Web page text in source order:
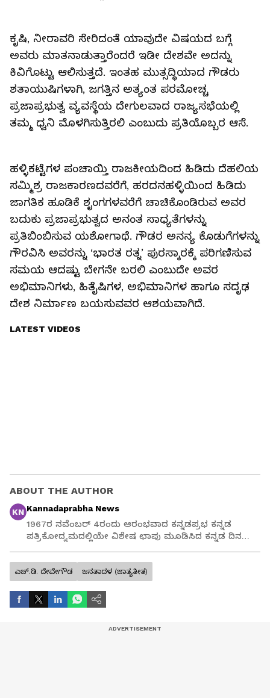
ಕೃಷಿ, ನೀರಾವರಿ ಸೇರಿದಂತೆ ಯಾವುದೇ ವಿಷಯದ ಬಗ್ಗೆ
ಅವರು ಮಾತನಾಡುತ್ತಾರೆಂದರೆ ಇಡೀ ದೇಶವೇ ಅದನ್ನು
ಕಿವಿಗೊಟ್ಟು ಆಲಿಸುತ್ತದೆ. ಇಂತಹ ಮುತ್ಸದ್ಧಿಯಾದ ಗೌಡರು
ಶತಾಯುಷಿಗಳಾಗಿ, ಜಗತ್ತಿನ ಅತ್ಯಂತ ಪರಮೋಚ್ಚ
ಪ್ರಜಾಪ್ರಭುತ್ವ ವ್ಯವಸ್ಥೆಯ ದೇಗುಲವಾದ ರಾಜ್ಯಸಭೆಯಲ್ಲಿ
ತಮ್ಮ ಧ್ವನಿ ಮೊಳಗಿಸುತ್ತಿರಲಿ ಎಂಬುದು ಪ್ರತಿಯೊಬ್ಬರ ಆಸೆ.
ಹಳ್ಳಿಕಟ್ಟೆಗಳ ಪಂಚಾಯ್ತಿ ರಾಜಕೀಯದಿಂದ ಹಿಡಿದು ದೆಹಲಿಯ
ಸಮ್ಮಿಶ್ರ ರಾಜಕಾರಣದವರೆಗೆ, ಹರದನಹಳ್ಳಿಯಿಂದ ಹಿಡಿದು
ಜಾಗತಿಕ ಹೂಡಿಕೆ ಶೃಂಗಗಳವರೆಗೆ ಚಾಚಿಕೊಂಡಿರುವ ಅವರ
ಬದುಕು ಪ್ರಜಾಪ್ರಭುತ್ವದ ಅನಂತ ಸಾಧ್ಯತೆಗಳನ್ನು
ಪ್ರತಿಬಿಂಬಿಸುವ ಯಶೋಗಾಥೆ. ಗೌಡರ ಅನನ್ಯ ಕೊಡುಗೆಗಳನ್ನು
ಗೌರವಿಸಿ ಅವರನ್ನು ‘ಭಾರತ ರತ್ನ’ ಪುರಸ್ಕಾರಕ್ಕೆ ಪರಿಗಣಿಸುವ
ಸಮಯ ಆದಷ್ಟು ಬೇಗನೇ ಬರಲಿ ಎಂಬುದೇ ಅವರ
ಅಭಿಮಾನಿಗಳು, ಹಿತೈಷಿಗಳ, ಅಭಿಮಾನಿಗಳ ಹಾಗೂ ಸದೃಢ
ದೇಶ ನಿರ್ಮಾಣ ಬಯಸುವವರ ಆಶಯವಾಗಿದೆ.
LATEST VIDEOS
ABOUT THE AUTHOR
KN Kannadaprabha News
1967ರ ನವೆಂಬರ್ 4ರಂದು ಆರಂಭವಾದ ಕನ್ನಡಪ್ರಭ ಕನ್ನಡ
ಪತ್ರಿಕೋದ್ಯಮದಲ್ಲಿಯೇ ವಿಶೇಷ ಛಾಪು ಮೂಡಿಸಿದ ಕನ್ನಡ ದಿನ
ವೈವಿಧ್ಯಮಯ ಸುದ್ದಿಗಳ ಹೂರಣ ಹೊತ್ತು ತರುವ ಕನ್ನಡಪ್ರಭ,
ಕನ್ನಡಿಗರ ಅಸ್ಮಿತೆಯ ಸಂಕೇತ. ಸದಾ ಕರುನಾಡು, ನುಡಿ, ಸಂಸ್ಕೃತಿ
ಪರ ಧ್ವನಿ ಎತ್ತುವ ಕನ್ನಡಪ್ರಭ ದಿನ ಪತ್ರಿಕೆಯಲ್ಲಿ ಪ್ರಕಟಗೊಳ್ಳುವ
ಸುದ್ದಿಗಳು ಸುವರ್ಣ ನ್ಯೂಸ್ ವೆಬ್‌ಸೈಟಲ್ಲೂ ಲಭ್ಯ.
ಎಚ್‌.ಡಿ. ದೇವೇಗೌಡ ಜನತಾದಳ (ಜಾತ್ಯತೀತ)